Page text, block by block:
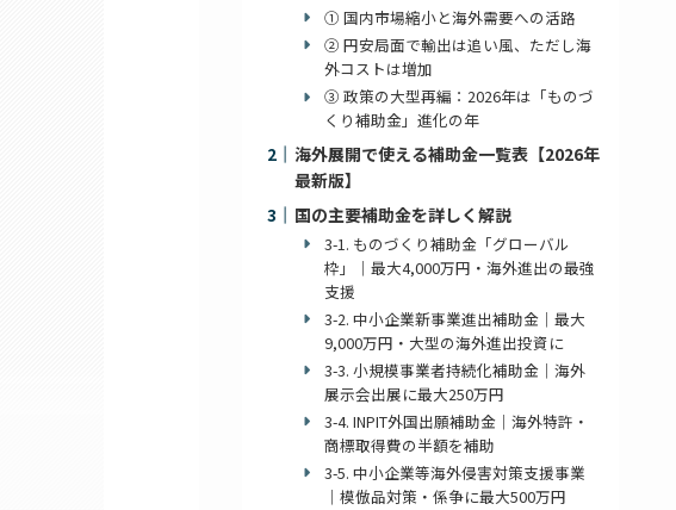
① 国内市場縮小と海外需要への活路
② 円安局面で輸出は追い風、ただし海
外コストは増加
③ 政策の大型再編：2026年は「ものづ
くり補助金」進化の年
海外展開で使える補助金一覧表【2026年
最新版】
国の主要補助金を詳しく解説
3-1. ものづくり補助金「グローバル
枠」｜最大4,000万円・海外進出の最強
支援
3-2. 中小企業新事業進出補助金｜最大
9,000万円・大型の海外進出投資に
3-3. 小規模事業者持続化補助金｜海外
展示会出展に最大250万円
3-4. INPIT外国出願補助金｜海外特許・
商標取得費の半額を補助
3-5. 中小企業等海外侵害対策支援事業
｜模倣品対策・係争に最大500万円